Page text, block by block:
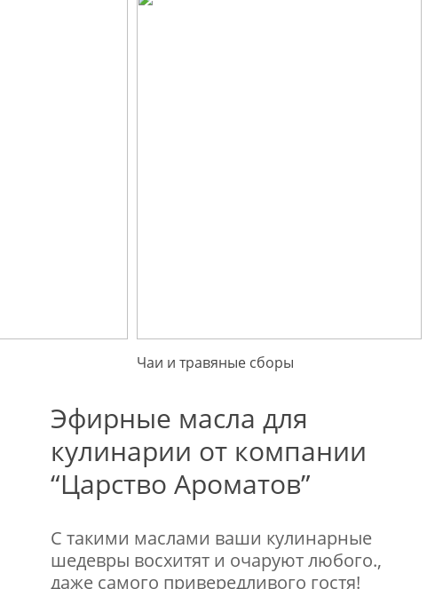
Чаи и травяные сборы
Эфирные масла для
кулинарии от компании
“Царство Ароматов”
С такими маслами ваши кулинарные
шедевры восхитят и очаруют любого.,
даже самого привередливого гостя!